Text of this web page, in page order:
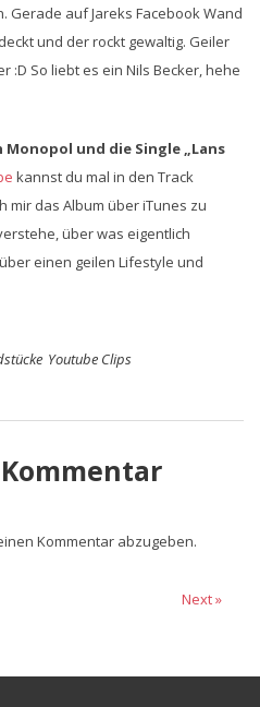
Gerade auf Jareks Facebook Wand
und der rockt gewaltig. Geiler
:D So liebt es ein Nils Becker, hehe
und die Single „Lans
kannst du mal in den Track
mir das Album über iTunes zu
über was eigentlich
einen geilen Lifestyle und
Youtube Clips
Kommentar abzugeben.
Next »